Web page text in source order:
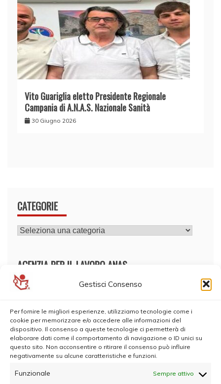
Gestisci Consenso
Per fornire le migliori esperienze, utilizziamo tecnologie come i
cookie per memorizzare e/o accedere alle informazioni del
dispositivo. Il consenso a queste tecnologie ci permetterà di
elaborare dati come il comportamento di navigazione o ID unici su
questo sito. Non acconsentire o ritirare il consenso può influire
negativamente su alcune caratteristiche e funzioni.
Funzionale Sempre attivo
Vito Guariglia eletto Presidente Regionale
Campania di A.N.A.S. Nazionale Sanità
30 Giugno 2026
CATEGORIE
CATEGORIE
AGENZIA PER IL LAVORO ANAS